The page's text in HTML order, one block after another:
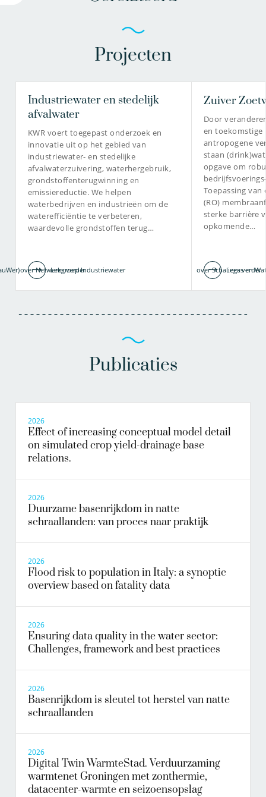
Projecten
Industriewater en stedelijk
afvalwater
KWR voert toegepast onderzoek en
innovatie uit op het gebied van
industriewater- en stedelijke
afvalwaterzuivering, waterhergebruik,
grondstoffenterugwinning en
emissiereductie. We helpen
waterbedrijven en industrieën om de
waterefficiëntie te verbeteren,
waardevolle grondstoffen terug…
Lees verder
Zuiver
Door
en toekomstige
antropogene
staan
opgave om
Toepassing van
(RO)
sterke barrière
opkomende…
Lees verder
over Netwerkgroep Industriewater over Schaliegas en
Publicaties
2026
Effect of increasing conceptual model detail
on simulated crop yield-drainage base
relations.
2026
Duurzame basenrijkdom in natte
schraallanden: van proces naar praktijk
2026
Flood risk to population in Italy: a synoptic
overview based on fatality data
2026
Ensuring data quality in the water sector:
Challenges, framework and best practices
2026
Basenrijkdom is sleutel tot herstel van natte
schraallanden
2026
Digital Twin WarmteStad. Verduurzaming
warmtenet Groningen met zonthermie,
datacenter-warmte en seizoensopslag